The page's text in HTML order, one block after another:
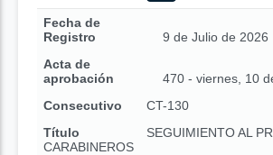
Fecha de
Registro
9 de Julio de 2026
Acta de
aprobación
470 - viernes, 10
Consecutivo
CT-130
Título
SEGUIMIENTO AL
CARABINEROS